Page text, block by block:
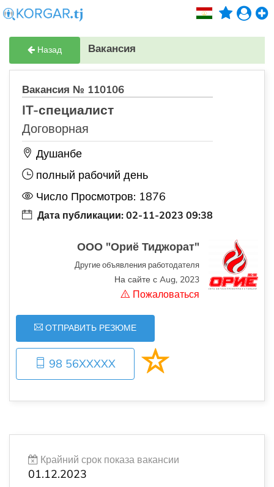
Назад Вакансия
Вакансия № 110106
IT-специалист
Договорная
Душанбе
полный рабочий день
Число Просмотров: 1876
Дата публикации: 02-11-2023 09:38
ООО "Ориё Тиджорат"
Другие объявления работодателя
На сайте с Aug, 2023
Пожаловаться
ОТПРАВИТЬ РЕЗЮМЕ
98 56XXXXX
Крайний срок показа вакансии
01.12.2023